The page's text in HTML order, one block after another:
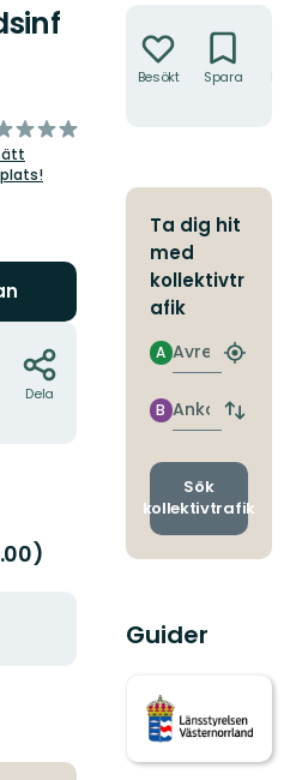
Dela
Besökt Spara
Ta dig hit
med
kollektivtr
afik
Avresa
A
Hitta
Ankomst
B
Byt
och
Sök
kollektivtrafik
Guider